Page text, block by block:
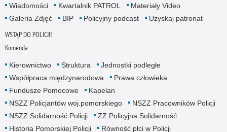
Wiadomości Kwartalnik PATROL
Materiały Video
Galeria Zdjęć
BIP Policyjny podcast Uzyskaj patronat
WSTĄP DO POLICJI!
Komenda
Kierownictwo Struktura
Jednostki podległe
Współpraca międzynarodowa
Prawa człowieka
Fundusze Pomocowe
Kapelan
NSZZ Policjantów woj.pomorskiego
NSZZ Pracowników Policji
NSZZ Solidarność Policji
ZZ Policyjna Solidarność
Historia Pomorskiej Policji
Równość płci w Policji